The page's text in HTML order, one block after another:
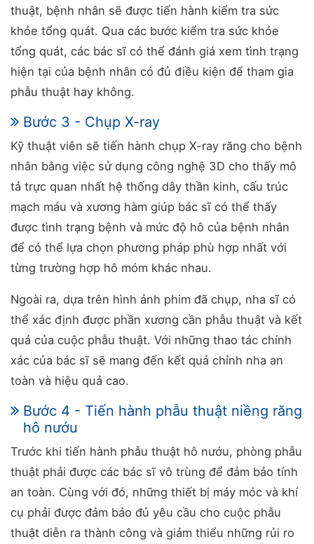
thuật, bệnh nhân sẽ được tiến hành kiểm tra sức
khỏe tổng quát. Qua các bước kiểm tra sức khỏe
tổng quát, các bác sĩ có thể đánh giá xem tình trạng
hiện tại của bệnh nhân có đủ điều kiện để tham gia
phẫu thuật hay không.
Bước 3 - Chụp X-ray
Kỹ thuật viên sẽ tiến hành chụp X-ray răng cho bệnh
nhân bằng việc sử dụng công nghệ 3D cho thấy mô
tả trực quan nhất hệ thống dây thần kinh, cấu trúc
mạch máu và xương hàm giúp bác sĩ có thể thấy
được tình trạng bệnh và mức độ hô của bệnh nhân
để có thể lựa chọn phương pháp phù hợp nhất với
từng trường hợp hô móm khác nhau.
Ngoài ra, dựa trên hình ảnh phim đã chụp, nha sĩ có
thể xác định được phần xương cần phẫu thuật và kết
quả của cuộc phẫu thuật. Với những thao tác chính
xác của bác sĩ sẽ mang đến kết quả chỉnh nha an
toàn và hiệu quả cao.
Bước 4 - Tiến hành phẫu thuật niềng răng
hô nướu
Trước khi tiến hành phẫu thuật hô nướu, phòng phẫu
thuật phải được các bác sĩ vô trùng để đảm bảo tính
an toàn. Cùng với đó, những thiết bị máy móc và khí
cụ phải được đảm bảo đủ yêu cầu cho cuộc phẫu
thuật diễn ra thành công và giảm thiểu những rủi ro